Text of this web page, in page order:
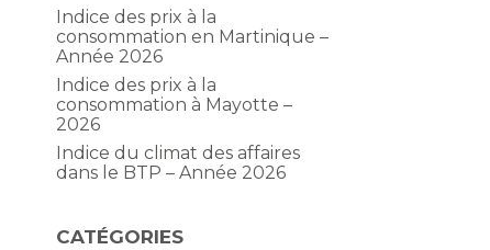
Indice des prix à la
consommation en Martinique –
Année 2026
Indice des prix à la
consommation à Mayotte –
2026
Indice du climat des affaires
dans le BTP – Année 2026
CATÉGORIES